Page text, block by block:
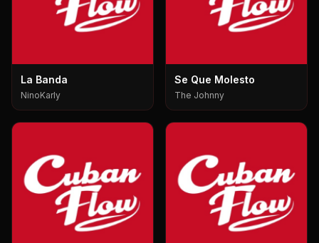
La Banda
NinoKarly
Se Que Molesto
The Johnny